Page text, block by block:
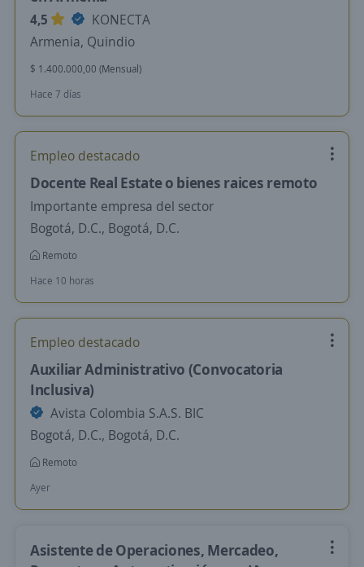
4,5
KONECTA
Armenia, Quindio
$ 1.400.000,00 (Mensual)
Hace 7 días
Empleo destacado
Docente Real Estate o bienes raices remoto
Importante empresa del sector
Bogotá, D.C., Bogotá, D.C.
Remoto
Hace 10 horas
Empleo destacado
Auxiliar Administrativo (Convocatoria
Inclusiva)
Avista Colombia S.A.S. BIC
Bogotá, D.C., Bogotá, D.C.
Remoto
Ayer
Asistente de Operaciones, Mercadeo,